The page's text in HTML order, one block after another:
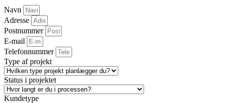
Navn
Adresse
Postnummer
E-mail
Telefonnummer
Type af projekt
Status i projektet
Kundetype